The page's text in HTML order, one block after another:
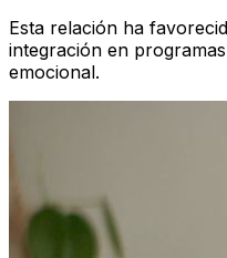
Esta relación ha
integración en
emocional.